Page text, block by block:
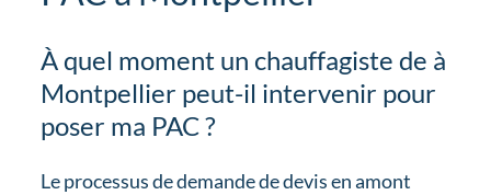
À quel moment un chauffagiste de à
Montpellier peut-il intervenir pour
poser ma PAC ?
Le processus de demande de devis en amont